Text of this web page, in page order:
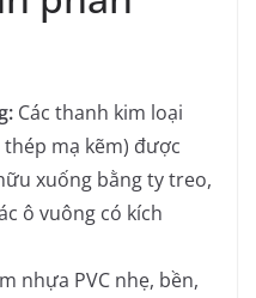
Các thanh kim loại
mạ kẽm) được
xuống bằng ty treo,
ô vuông có kích
nhựa PVC nhẹ, bền,